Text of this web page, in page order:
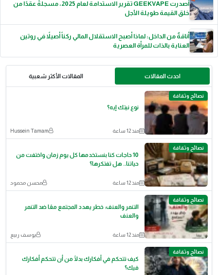
أصدرت GEEKVAPE تقرير الاستدامة لعام 2025، مسجلةً عقدًا من
خلق القيمة طويلة الأجل
أناقةٌ من الداخل: لماذا أصبح الاستقلال المالي ركناً أصيلاً في روتين
العناية بالذات للمرأة العصرية
احدث المقالات المقالات الأكثر شعبية
نصائح وثقافة
نوع نيتك إيه؟
منذ 12 ساعة Hussein Tamam
نصائح وثقافة
10 حاجات كنا بنستخدمها كل يوم زمان واختفت من
حياتنا.. هل تفتكرها؟
منذ 12 ساعة محسن محمود
نصائح وثقافة
التنمر والعنف: خطر يهدد المجتمع معًا ضد التنمر
والعنف
منذ 12 ساعة يوسف ربيع
نصائح وثقافة
كيف تتحكم في أفكارك بدلًا من أن تتحكم أفكارك
فيك؟